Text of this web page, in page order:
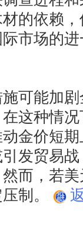
的依赖
市场的
能加剧
这种情
金价短
发贸易
而，若
制。